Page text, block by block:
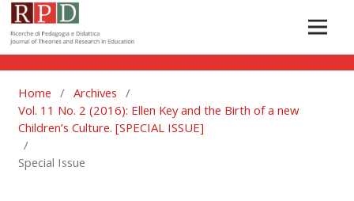
Home / Archives
/
Vol. 11 No. 2 (2016): Ellen Key and the Birth of a new
Children’s Culture. [SPECIAL ISSUE]
/
Special Issue